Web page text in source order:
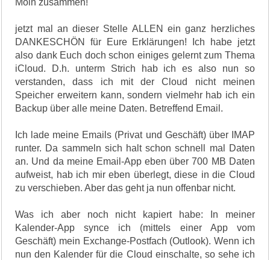
jetzt mal an dieser Stelle ALLEN ein ganz herzliches
DANKESCHÖN für Eure Erklärungen! Ich habe jetzt
also dank Euch doch schon einiges gelernt zum Thema
iCloud. D.h. unterm Strich hab ich es also nun so
verstanden, dass ich mit der Cloud nicht meinen
Speicher erweitern kann, sondern vielmehr hab ich ein
Backup über alle meine Daten. Betreffend Email.
Ich lade meine Emails (Privat und Geschäft) über IMAP
runter. Da sammeln sich halt schon schnell mal Daten
an. Und da meine Email-App eben über 700 MB Daten
aufweist, hab ich mir eben überlegt, diese in die Cloud
zu verschieben. Aber das geht ja nun offenbar nicht.
Was ich aber noch nicht kapiert habe: In meiner
Kalender-App synce ich (mittels einer App vom
Geschäft) mein Exchange-Postfach (Outlook). Wenn ich
nun den Kalender für die Cloud einschalte, so sehe ich